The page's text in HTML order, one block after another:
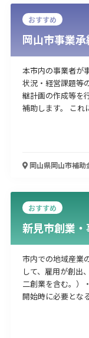
おすすめ
岡山市事業
本市内の事業者が
状況・経営課題等
継計画の作成等を
補助します。 これ
岡山県岡山市補助
おすすめ
新見市創業
市内での地域産業
して、雇用が創出
二創業を含む。）
開始時に必要とな